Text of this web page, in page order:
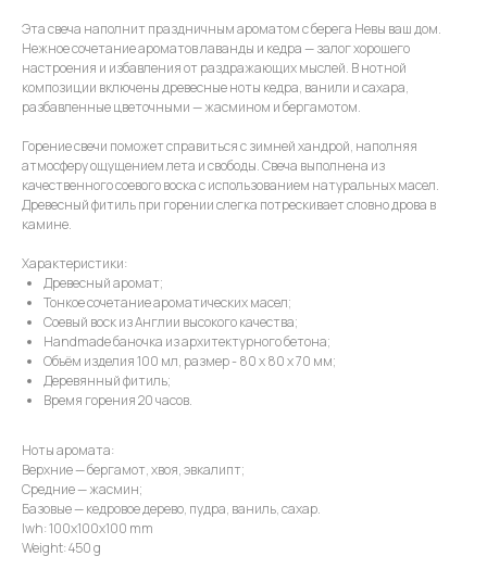
Эта свеча наполнит праздничным ароматом с берега Невы ваш дом.
Нежное сочетание ароматов лаванды и кедра — залог хорошего
настроения и избавления от раздражающих мыслей. В нотной
композиции включены древесные ноты кедра, ванили и сахара,
разбавленные цветочными — жасмином и бергамотом.
Горение свечи поможет справиться с зимней хандрой, наполняя
атмосферу ощущением лета и свободы. Свеча выполнена из
качественного соевого воска с использованием натуральных масел.
Древесный фитиль при горении слегка потрескивает словно дрова в
камине.
Характеристики:
Древесный аромат;
Тонкое сочетание ароматических масел;
Соевый воск из Англии высокого качества;
Handmade баночка из архитектурного бетона;
Объём изделия 100 мл, размер - 80 х 80 х 70 мм;
Деревянный фитиль;
Время горения 20 часов.
Ноты аромата:
Верхние — бергамот, хвоя, эвкалипт;
Средние — жасмин;
Базовые — кедровое дерево, пудра, ваниль, сахар.
lwh: 100x100x100 mm
Weight: 450 g